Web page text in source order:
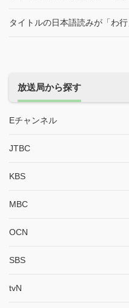
タイトルの日本語読みが「わ
放送局から探す
Eチャンネル
JTBC
KBS
MBC
OCN
SBS
tvN